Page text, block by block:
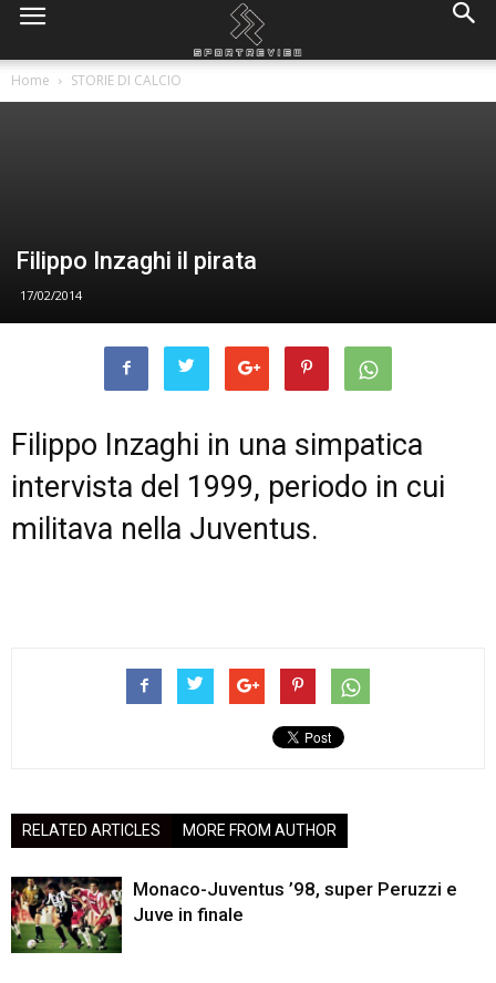
Home STORIE DI CALCIO
Filippo Inzaghi il pirata
17/02/2014
Filippo Inzaghi in una simpatica
intervista del 1999, periodo in cui
militava nella Juventus.
RELATED ARTICLES MORE FROM AUTHOR
Monaco-Juventus ’98, super Peruzzi e
Juve in finale